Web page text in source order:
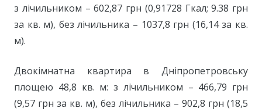
з лічильником – 602,87 грн (0,91728 Гкал; 9.38 грн
за кв. м), без лічильника – 1037,8 грн (16,14 за кв.
м).
Двокімнатна квартира в Дніпропетровську
площею 48,8 кв. м: з лічильником – 466,79 грн
(9,57 грн за кв. м), без лічильника – 902,8 грн (18,5